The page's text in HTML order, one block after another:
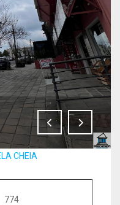
CHEIA
774